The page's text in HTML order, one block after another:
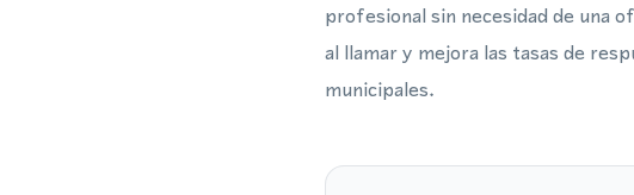
profesional sin necesidad de una
al llamar y mejora las tasas de
municipales.